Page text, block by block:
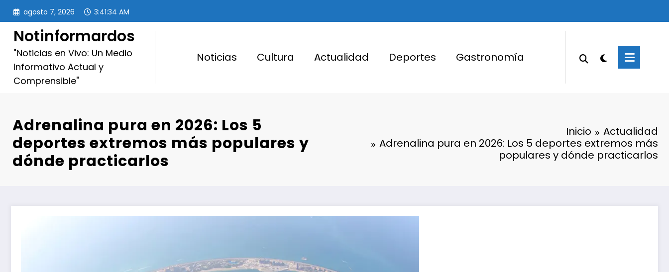
Saltar
contenido
agosto 7, 2026 3:41:36 AM
Notinformardos
"Noticias en Vivo: Un Medio
Informativo Actual y
Comprensible"
Noticias Cultura Actualidad Deportes Gastronomía
Adrenalina pura en 2026: Los 5
deportes extremos más populares y
dónde practicarlos
Inicio
Actualidad
Adrenalina pura en 2026: Los 5 deportes extremos más
populares y dónde practicarlos